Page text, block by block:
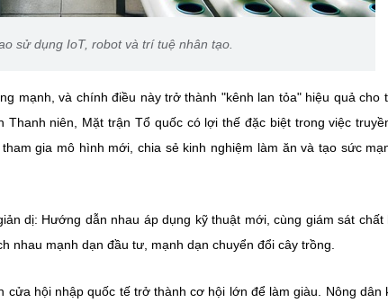
sử dụng IoT, robot và trí tuệ nhân tạo.
mạnh, và chính điều này trở thành "kênh lan tỏa" hiệu quả cho
niên, Mặt trận Tổ quốc có lợi thế đặc biệt trong việc
gia mô hình mới, chia sẻ kinh nghiệm làm ăn và tạo sức
dị: Hướng dẫn nhau áp dụng kỹ thuật mới, cùng giám sát chất
nhau mạnh dạn đầu tư, mạnh dạn chuyển đổi cây trồng.
hội nhập quốc tế trở thành cơ hội lớn để làm giàu. Nông dân